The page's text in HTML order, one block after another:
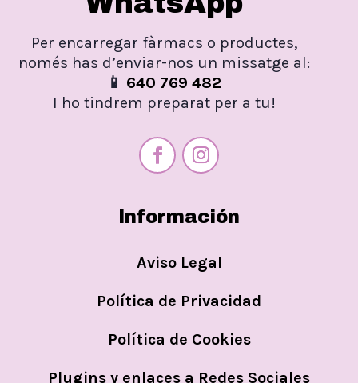
Per encarregar fàrmacs o productes,
només has d’enviar-nos un missatge al:
📱 640 769 482
I ho tindrem preparat per a tu!
Información
Aviso Legal
Política de Privacidad
Política de Cookies
Plugins y enlaces a Redes Sociales